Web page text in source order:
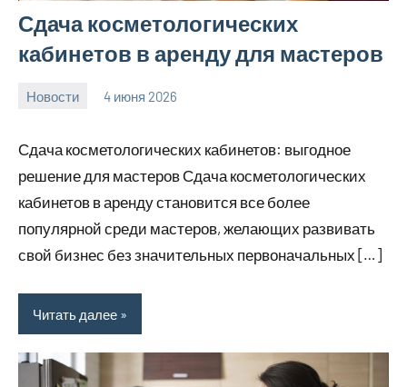
Сдача косметологических
кабинетов в аренду для мастеров
Новости 4 июня 2026
Сдача косметологических кабинетов: выгодное
решение для мастеров Сдача косметологических
кабинетов в аренду становится все более
популярной среди мастеров, желающих развивать
свой бизнес без значительных первоначальных […]
Читать далее